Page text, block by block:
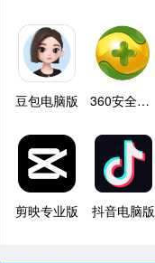
豆包电脑版 360安全卫士
剪映专业版 抖音电脑版